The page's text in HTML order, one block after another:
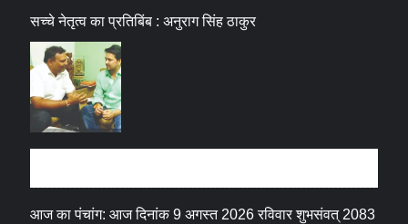
सच्चे नेतृत्व का प्रतिबिंब : अनुराग सिंह ठाकुर
आज का पंचांग: आज दिनांक 9 अगस्त 2026 रविवार शुभसंवत् 2083